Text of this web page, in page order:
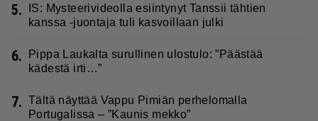
5.
IS: Mysteerivideolla esiintynyt Tanssii tähtien
kanssa -juontaja tuli kasvoillaan julki
6.
Pippa Laukalta surullinen ulostulo: ”Päästää
kädestä irti…”
7. Tältä näyttää Vappu Pimiän perhelomalla
Portugalissa – ”Kaunis mekko”